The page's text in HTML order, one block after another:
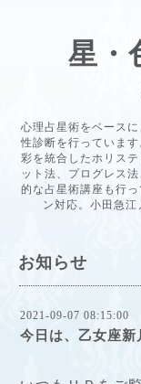
星・
心理占星術をベース
性診断を行っていま
彩を統合したホリス
ット法、プログレス
的な占星術講座も行
ン対応。小田急江
お知らせ
2021-09-07 08:15:00
今日は、乙女座新